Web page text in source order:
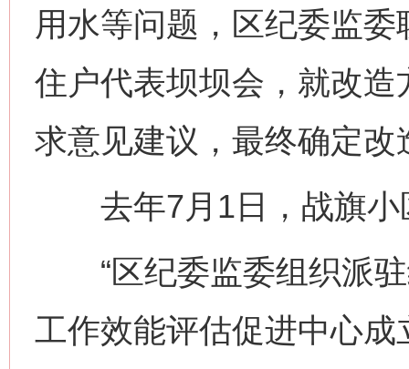
用水等问题，区纪委监委
住户代表坝坝会，就改
求意见建议，最终确定
去年7月1日，战旗小
“区纪委监委组织派驻
工作效能评估促进中心